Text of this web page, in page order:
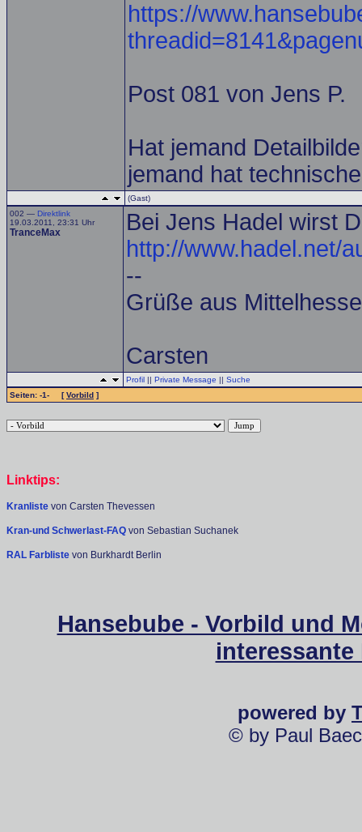
https://
Post 081 von Jens P.
Hat jemand
jemand hat
(Gast)
002 — Direktlink
19.03.2011, 23:31 Uhr
TranceMax
Bei Jens Hadel wirst
http://www.hadel.net/
--
Grüße aus
Carsten
Profil || Private Message || Suche
Seiten: -1- [Vorbild ]
Linktips:
Kranliste von Carsten Thevessen
Kran-und Schwerlast-FAQ von Sebastian Suchanek
RAL Farbliste von Burkhardt Berlin
Hansebube - Vorbild und
powered by
© by Paul